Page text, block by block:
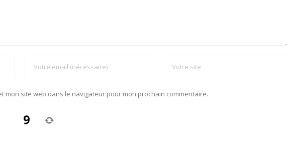
mon site web dans le navigateur pour mon prochain commentaire.